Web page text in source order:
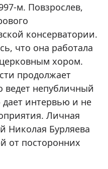
м. Повзрослев,
консерватории.
что она работала
хором.
продолжает
ведет непубличный
интервью и не
Личная
Николая Бурляева
от посторонних